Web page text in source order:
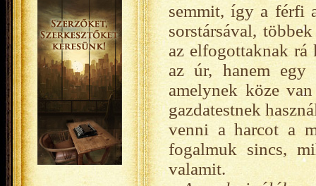
semmit, így a férfi
sorstársával,
az elfogottaknak rá
az úr, hanem egy
amelynek köze
gazdatestnek
venni a harcot a
fogalmuk sincs,
valamit.